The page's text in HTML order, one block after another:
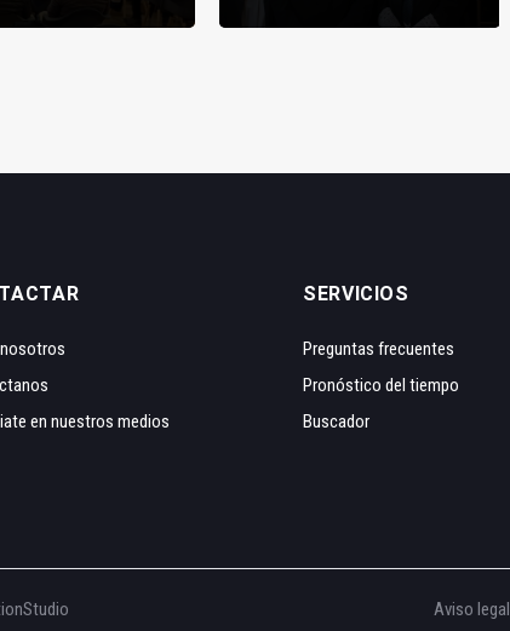
en nuestros medios
SERVICIOS
Preguntas frecuentes
Pronóstico del tiempo
Buscador
Aviso legal